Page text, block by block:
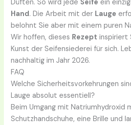
Düften. So wird jede Seife ein
Hand. Die Arbeit mit der Lauge
belohnt Sie aber mit einem puren
Wir hoffen, dieses Rezept inspiriert
Kunst der Seifensiederei für sich.
nachhaltig im Jahr 2026.
FAQ
Welche Sicherheitsvorkehrungen
Lauge absolut essentiell?
Beim Umgang mit Natriumhydroxid
Schutzhandschuhe, eine Brille und